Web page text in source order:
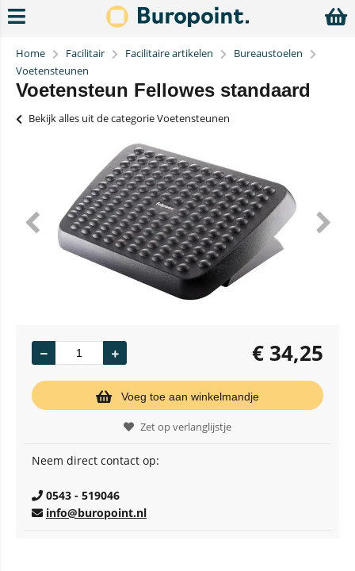
Home Facilitair Facilitaire artikelen
Bureaustoelen
Voetensteunen
Voetensteun Fellowes standaard
Bekijk alles uit de categorie Voetensteunen
€ 34,25
Voeg toe aan winkelmandje
Zet op verlanglijstje
Neem direct contact op:
0543 - 519046
info@buropoint.nl